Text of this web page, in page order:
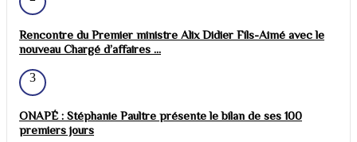
Rencontre du Premier ministre Alix Didier Fils-Aimé avec le
nouveau Chargé d’affaires ...
3
ONAPÉ : Stéphanie Paultre présente le bilan de ses 100
premiers jours